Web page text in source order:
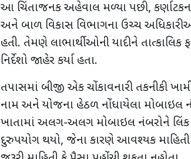
આ ચિંતાજનક અહેવાલ મળ્યા પછી,
અને બાળ વિકાસ વિભાગના ઉચ્ચ
હતી. તેમણે લાભાર્થીઓની યાદીને તાત્કાલિક
નિર્દેશો જાહેર કર્યા હતા.
તપાસમાં બીજી એક ચોંકાવનારી તકનીકી
નામ અને યોજના હેઠળ નોંધાયેલા
ખાતામાં અલગ-અલગ મોબાઇલ નંબરોને લિંક
દુરુપયોગ થયો, જેના કારણે આવશ્યક